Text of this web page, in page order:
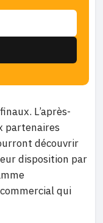
L’après-
partenaires
découvrir
disposition par
qui